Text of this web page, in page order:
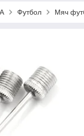
Футбол Мяч